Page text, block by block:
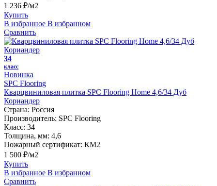
1 236 ₽/м2
Купить
В избранное В избранном
Сравнить
34
класс
Новинка
SPC Flooring
Кварцвиниловая плитка SPC Flooring Home 4,6/34 Дуб
Кориандер
Страна: Россия
Производитель: SPC Flooring
Класс: 34
Толщина, мм: 4,6
Пожарный сертификат: КМ2
1 500 ₽/м2
Купить
В избранное В избранном
Сравнить